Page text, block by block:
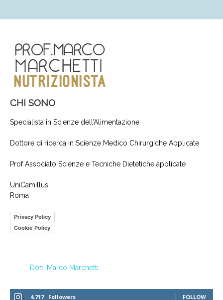
CHI SONO
Specialista in Scienze dell’Alimentazione
Dottore di ricerca in Scienze Medico Chirurgiche Applicate
Prof Associato Scienze e Tecniche Dietetiche applicate
UniCamillus
Roma
Privacy Policy
Cookie Policy
Dott. Marco Marchetti
4,717 Followers FOLLOW